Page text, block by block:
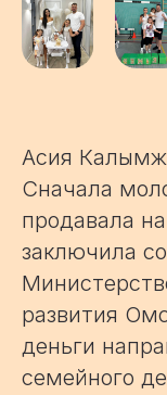
Асия
Сначала
продавала
заключила
развития
деньги
семейного